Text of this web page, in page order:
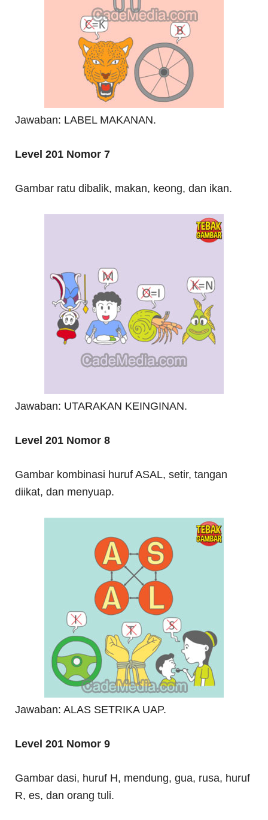
Jawaban: LABEL MAKANAN.
Level 201 Nomor 7
Gambar ratu dibalik, makan, keong, dan ikan.
Jawaban: UTARAKAN KEINGINAN.
Level 201 Nomor 8
Gambar kombinasi huruf ASAL, setir, tangan
diikat, dan menyuap.
Jawaban: ALAS SETRIKA UAP.
Level 201 Nomor 9
Gambar dasi, huruf H, mendung, gua, rusa, huruf
R, es, dan orang tuli.